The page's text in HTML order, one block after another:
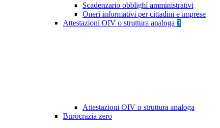
Scadenzario obblighi amministrativi
Oneri informativi per cittadini e imprese
Attestazioni OIV o struttura analoga 3
Attestazioni OIV o struttura analoga
Burocrazia zero